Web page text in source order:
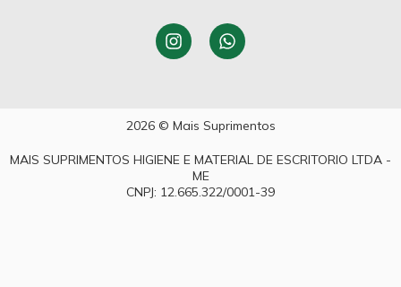
2026 © Mais Suprimentos
MAIS SUPRIMENTOS HIGIENE E MATERIAL DE ESCRITORIO LTDA -
ME
CNPJ: 12.665.322/0001-39